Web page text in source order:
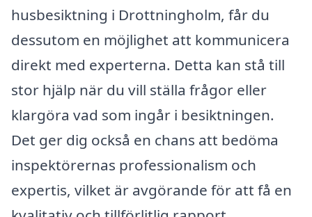
husbesiktning i Drottningholm, får du
dessutom en möjlighet att kommunicera
direkt med experterna. Detta kan stå till
stor hjälp när du vill ställa frågor eller
klargöra vad som ingår i besiktningen.
Det ger dig också en chans att bedöma
inspektörernas professionalism och
expertis, vilket är avgörande för att få en